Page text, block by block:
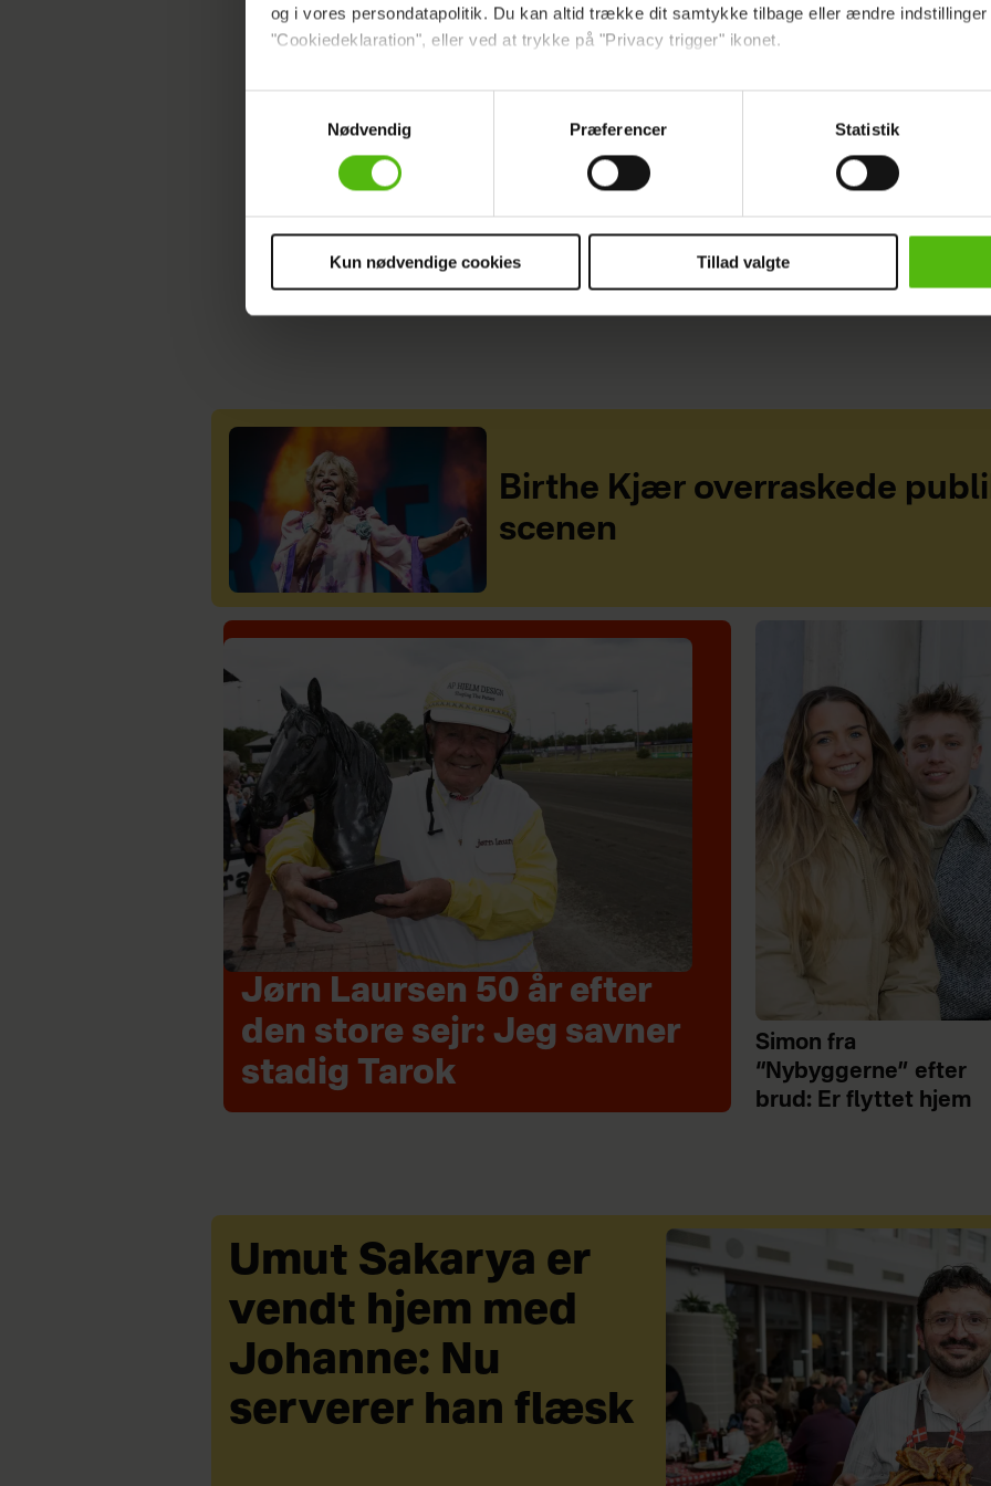
og i vores persondatapolitik. Du kan altid trække dit samtykke tilbage eller ændre
"Cookiedeklaration", eller ved at trykke på "Privacy trigger" ikonet.
Dine valg anvendes på hele websitet.
Vi ønsker dit samtykke til at indsamle og bruge data for at kunne levere og finansiere
Vi anvender egne cookies og cookies fra tredjeparter til at at optimere dit besøg på vores
sociale medier.
Nødvendig
Præferencer Statistik
Kun nødvendige cookies Tillad valgte
Læs også: Linse Kesslers sidste farvel: Far er død
Birthe Kjær overraskede
scenen
Jørn Laursen 50 år efter
den store sejr: Jeg savner
stadig Tarok
Simon fra
“Nybyggerne” efter
brud: Er flyttet hjem
Umut Sakarya er
vendt hjem med
Johanne: Nu
serverer han flæsk